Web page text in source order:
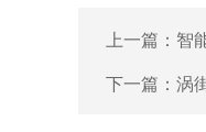
上一篇： 智
下一篇： 涡